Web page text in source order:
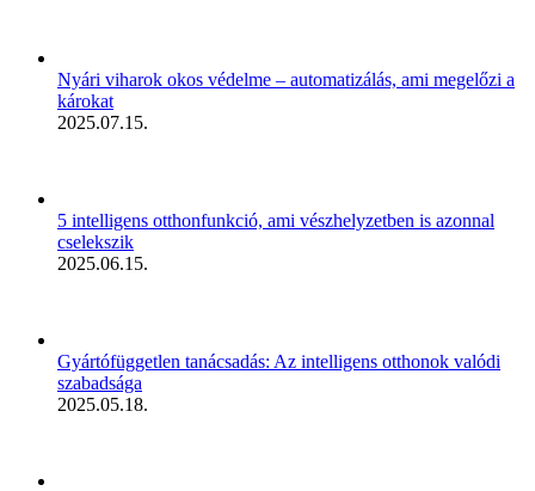
Nyári viharok okos védelme – automatizálás, ami megelőzi a
károkat
2025.07.15.
5 intelligens otthonfunkció, ami vészhelyzetben is azonnal
cselekszik
2025.06.15.
Gyártófüggetlen tanácsadás: Az intelligens otthonok valódi
szabadsága
2025.05.18.